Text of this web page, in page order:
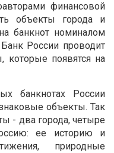
финансовой
объекты города и
банкнот номиналом
России проводит
которые появятся на
банкнотах России
объекты. Так
- два города, четыре
ее историю и
природные